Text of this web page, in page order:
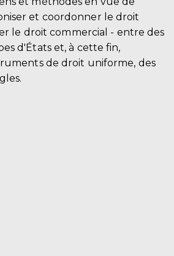
et coordonner le droit
le droit commercial - entre des
d'États et, à cette fin,
de droit uniforme, des